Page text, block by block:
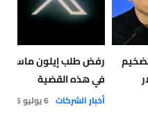
رفض طلب إيلون ماسك
في هذه القضية
أخبار الشركات 6 يوليو 2026